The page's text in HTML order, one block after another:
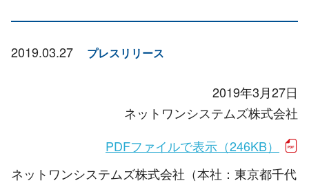
2019.03.27 プレスリリース
2019年3月27日
ネットワンシステムズ株式会社
PDFファイルで表示（246KB）
ネットワンシステムズ株式会社（本社：東京都千代